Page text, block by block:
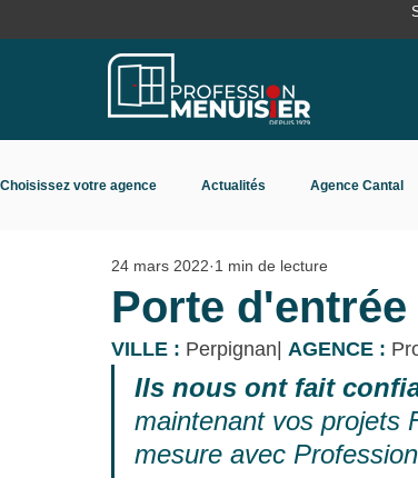
Choisissez votre agence Actualités Agence Cantal
Agence Rhône Isère Agence Toulouse
Porte
24 mars 2022 1 min de lecture
VILLE : Perpignan| AGENCE :
Ils nous ont fait
maintenant vos projets
mesure avec